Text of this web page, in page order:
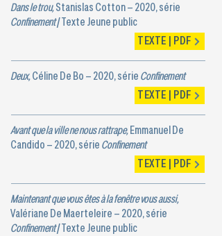
Dans le trou,Stanislas Cotton – 2020, série
Confinement/ Texte Jeune public
TEXTE | PDF
Deux,Céline De Bo – 2020, série Confinement
TEXTE | PDF
Avant que la ville ne nous rattrape,Emmanuel De
Candido – 2020, série Confinement
TEXTE | PDF
Maintenant que vous êtes à la fenêtre vous aussi,
Valériane De Maerteleire – 2020, série
Confinement/ Texte Jeune public